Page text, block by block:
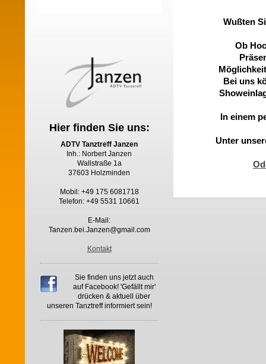
Hier finden Sie uns:
ADTV Tanztreff Janzen
Inh.: Norbert Janzen
Wallstraße 1a
37603 Holzminden
Mobil: +49 175 6081718
Telefon: +49 5531 10661
E-Mail:
Tanzen.bei.Janzen@gmail.com
Kontakt
Sie finden uns jetzt auch
auf Facebook! 'Gefällt mir'
drücken & aktuell über
unseren Tanztreff informiert sein!
Wußten
Ob
Bei uns
In einem
Unter